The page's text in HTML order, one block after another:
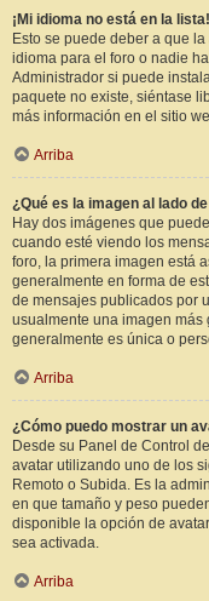
¡Mi idioma no está en la lista!
Esto se puede deber a que
idioma para el foro o nadie
Administrador si puede
paquete no existe, siéntase
más información en el sitio
Arriba
¿Qué es la imagen al lado
Hay dos imágenes que
cuando esté viendo los
foro, la primera imagen está
generalmente en forma de
de mensajes publicados por
usualmente una imagen más
generalmente es única o
Arriba
¿Cómo puedo mostrar un
Desde su Panel de Control
avatar utilizando uno de los
Remoto o Subida. Es la
en que tamaño y peso
disponible la opción de
sea activada.
Arriba